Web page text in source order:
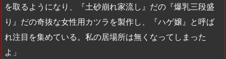
を取るようになり、『土砂崩れ家流し』だの『爆乳三段盛
り』だの奇抜な女性用カツラを製作し、『ハゲ嬢』と呼ば
れ注目を集めている。私の居場所は無くなってしまった
よ」